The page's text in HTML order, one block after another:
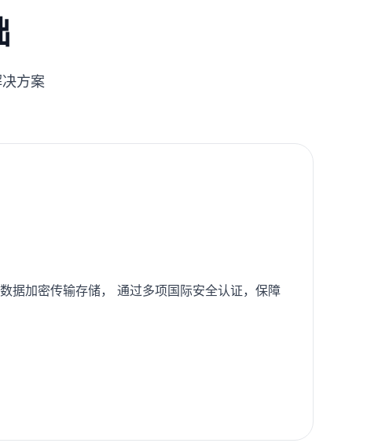
方案
据加密传输存储， 通过多项国际安全认证，保障